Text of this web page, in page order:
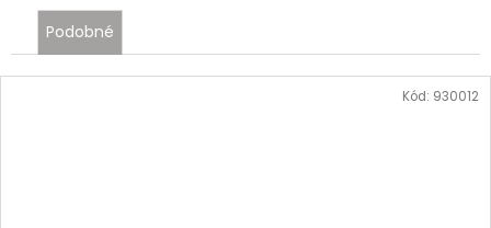
Podobné
Kód: 930012